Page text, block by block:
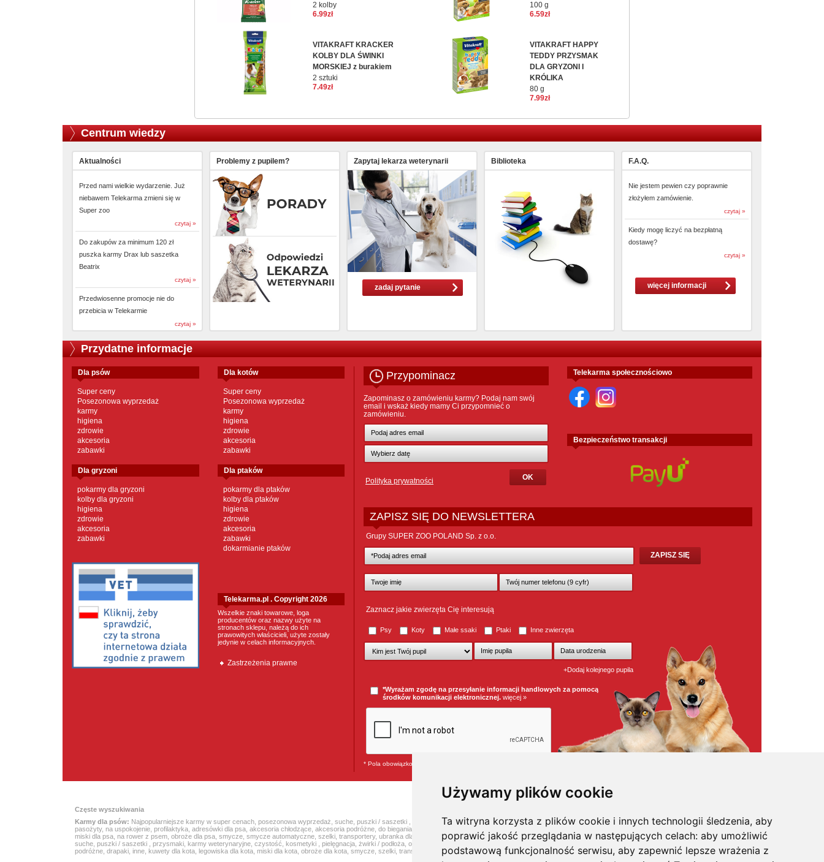
Używamy plików cookie
Ta witryna korzysta z plików cookie i innych technologii śledzenia, aby
poprawić jakość przeglądania w następujących celach: aby umożliwić
podstawową funkcjonalność serwisu, aby zapewnić lepsze wrażenia z
2 kolby
6.99zł
100 g
6.59zł
VITAKRAFT KRACKER
KOLBY DLA ŚWINKI
MORSKIEJ z burakiem
2 sztuki
7.49zł
VITAKRAFT HAPPY
TEDDY PRZYSMAK
DLA GRYZONI I
KRÓLIKA
80 g
7.99zł
Centrum wiedzy
Aktualności
Przed nami wielkie wydarzenie. Już
niebawem Telekarma zmieni się w
Super zoo
czytaj »
Do zakupów za minimum 120 zł
puszka karmy Drax lub saszetka
Beatrix
czytaj »
Przedwiosenne promocje nie do
przebicia w Telekarmie
czytaj »
Problemy z pupilem? Zapytaj lekarza weterynarii
zadaj pytanie
Biblioteka F.A.Q.
Nie jestem pewien czy poprawnie
złożyłem zamówienie.
czytaj »
Kiedy mogę liczyć na bezpłatną
dostawę?
czytaj »
więcej informacji
Przydatne informacje
dla psów
Super ceny
Posezonowa wyprzedaż
karmy
higiena
zdrowie
akcesoria
zabawki
dla kotów
Super ceny
Posezonowa wyprzedaż
karmy
higiena
zdrowie
akcesoria
zabawki
dla gryzoni
pokarmy dla gryzoni
kolby dla gryzoni
higiena
zdrowie
akcesoria
zabawki
dla ptaków
pokarmy dla ptaków
kolby dla ptaków
higiena
zdrowie
akcesoria
zabawki
dokarmianie ptaków
Telekarma.pl . Copyright 2026
Wszelkie znaki towarowe, loga
producentów oraz nazwy użyte na
stronach sklepu, należą do ich
prawowitych właścicieli, użyte zostały
jedynie w celach informacyjnych.
Zastrzeżenia prawne
Przypominacz
Zapominasz o zamówieniu karmy? Podaj nam swój
email i wskaż kiedy mamy Ci przypomnieć o
zamówieniu.
Polityka prywatności
Telekarma społecznościowo
Bezpieczeństwo transakcji
ZAPISZ SIĘ DO NEWSLETTERA
Grupy SUPER ZOO POLAND Sp. z o.o.
Zaznacz jakie zwierzęta Cię interesują
Psy Koty Małe ssaki Ptaki Inne zwierzęta
+Dodaj kolejnego pupila
*Wyrażam zgodę na przesyłanie informacji handlowych za pomocą
środków komunikacji elektronicznej. więcej »
* Pola obowiązkowe
Częste wyszukiwania
Karmy dla psów: Najpopularniejsze karmy w super cenach posezonowa wyprzedaż suche puszki / saszetki ,karmy weterynaryjne,czystość kosmetyki ,pielęgnacja odstraszacze psów,witaminy / odżywki,na
pasożyty, na uspokojenie profilaktyka adresówki dla psa akcesoria chłodzące akcesoria podróżne do biegania z psem do sprzątania psich odchodów , legowiska dla psa maty samochodowe
miski dla psa na rower z psem obroże dla psa smycze smycze automatyczne szelki transportery, ubranka dla psa i buty,zabawki Karmy dla kotów: Najpopularniejsze karmy w super cenach ,posezonowa wyprzedaż,
suche puszki / saszetki przysmaki karmy weterynaryjne czystość kosmetyki pielęgnacja żwirki / podłoża odstraszacze kotów witaminy / odżywki na pasożyty , profilaktyka ,
podróżne drapaki inne kuwety dla kota legowiska dla kota miski dla kota obroże dla kota smycze szelki transportery zabawki